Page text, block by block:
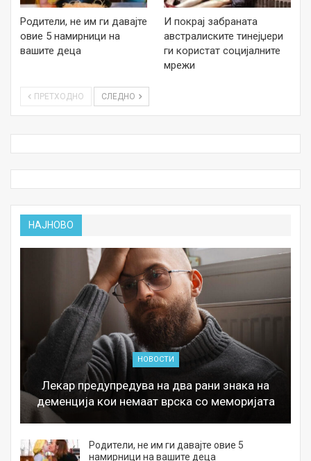
Родители, не им ги давајте
овие 5 намирници на
вашите деца
И покрај забраната
австралиските тинејџери
ги користат социјалните
мрежи
ПРЕТХОДНО СЛЕДНО
НАЈНОВО
НОВОСТИ
Лекар предупредува на два рани знака на
деменција кои немаат врска со меморијата
Родители, не им ги давајте овие 5
намирници на вашите деца